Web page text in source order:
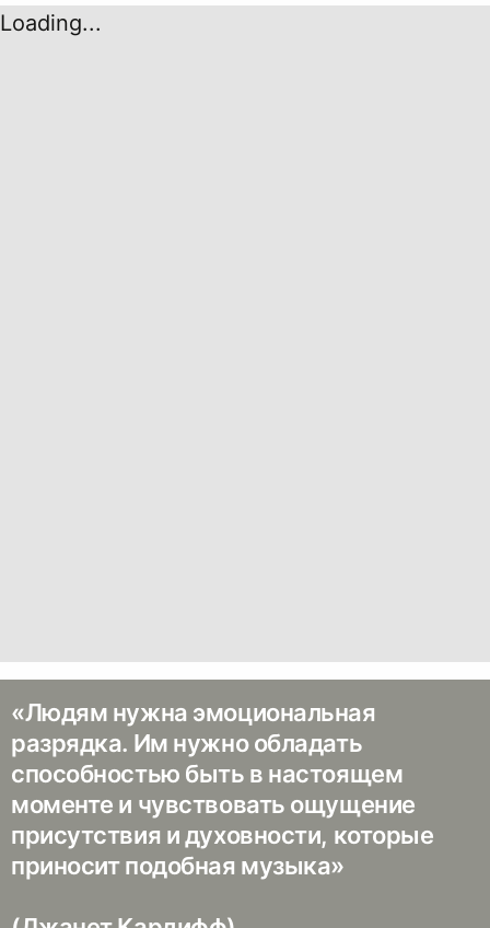
Loading...
«Людям нужна эмоциональная
разрядка. Им нужно обладать
способностью быть в настоящем
моменте и чувствовать ощущение
присутствия и духовности, которые
приносит подобная музыка»